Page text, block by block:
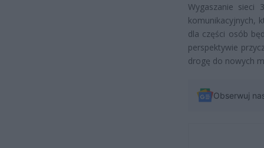
Wygaszanie sieci
komunikacyjnych,
dla części osób
perspektywie
drogę do nowych
Obserwuj